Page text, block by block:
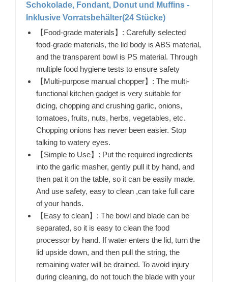
Schokolade, Fondant, Donut und Muffins -
Inklusive Vorratsbehälter(24 Stücke)
【Food-grade materials】: Carefully selected
food-grade materials, the lid body is ABS material,
and the transparent bowl is PS material. Through
multiple food hygiene tests to ensure safety
【Multi-purpose manual chopper】: The multi-
functional kitchen gadget is very suitable for
dicing, chopping and crushing garlic, onions,
tomatoes, fruits, nuts, herbs, vegetables, etc.
Chopping onions has never been easier. Stop
talking to watery eyes.
【Simple to Use】: Put the required ingredients
into the garlic masher, gently pull it by hand, and
then pat it on the table, so it can be easily made.
And use safety, easy to clean ,can take full care
of your hands.
【Easy to clean】: The bowl and blade can be
separated, so it is easy to clean the food
processor by hand. If water enters the lid, turn the
lid upside down, and then pull the string, the
remaining water will be drained. To avoid injury
during cleaning, do not touch the blade with your